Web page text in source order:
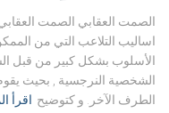
الصمت العقابي الصمت
اساليب التلاعب التي من
الأسلوب بشكل كبير من قبل
الشخصية النرجسية , بحيث
الطرف الآخر. و كتوضيح اقرأ